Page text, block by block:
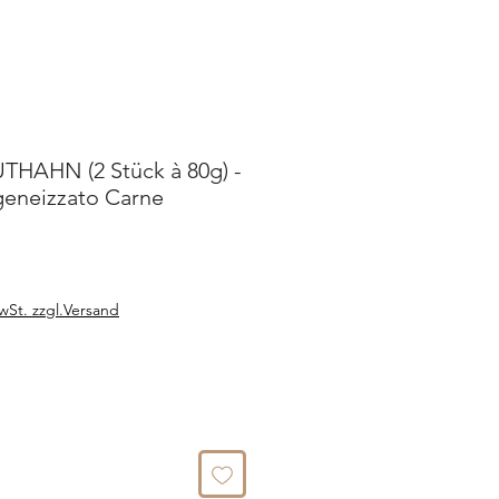
(2 Stück à 80g) -
Carne
zzgl.Versand